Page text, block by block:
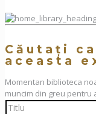
Căutați
aceasta
Momentan biblioteca
muncim din greu pentru